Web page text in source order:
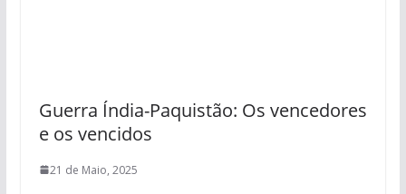
Guerra Índia-Paquistão: Os vencedores
e os vencidos
21 de Maio, 2025